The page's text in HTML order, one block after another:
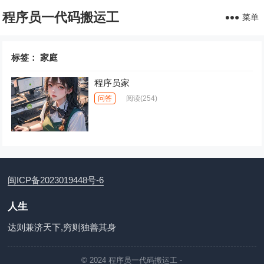
程序员一代码搬运工 菜单
标签：家庭
程序员家
问答 阅读(254)
闽ICP备2023019448号-6
人生
达则兼济天下,穷则独善其身
© 2024程序员一代码搬运工 -